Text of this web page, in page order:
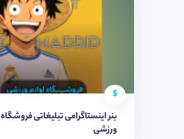
$
بنر اینستاگرامی تبلیغاتی فروشگاه
ورزشی